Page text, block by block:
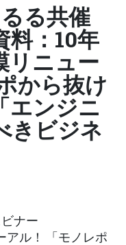
る共催
料：10年
リニュー
から抜け
エンジニ
きビジネ
ナー
アル！ 「モノレポ